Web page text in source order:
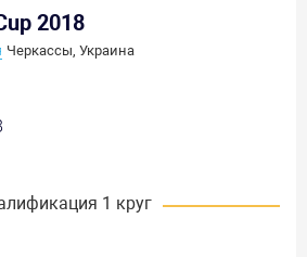
2018
Черкассы, Украина
1 круг